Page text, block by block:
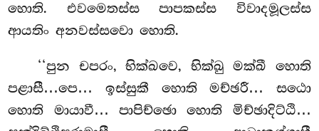
හොති. එවමෙතස්ස පාපකස්ස විවාදමූලස්ස
ආයතිං අනවස්සවො හොති.
‘‘පුන චපරං, භික්ඛවෙ, භික්ඛු මක්ඛී හොති
පළාසී…පෙ… ඉස්සුකී හොති මච්ඡරී… සඨො
හොති මායාවී… පාපිච්ඡො හොති මිච්ඡාදිට්ඨි…